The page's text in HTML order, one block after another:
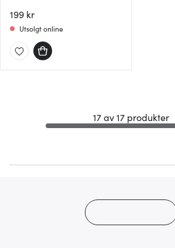
199 kr
Utsolgt online
17 av 17 produkter